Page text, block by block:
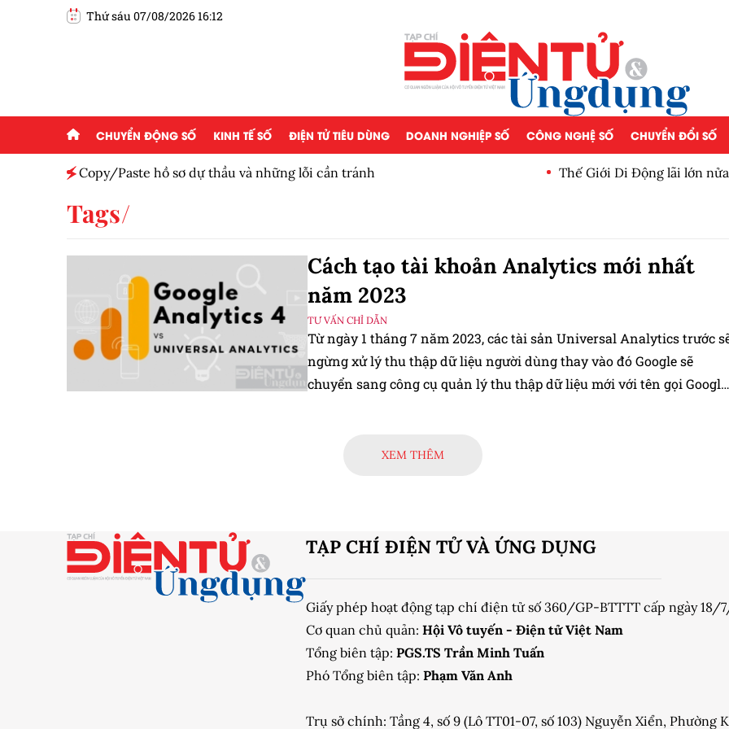
Thứ sáu 07/08/2026 16:12
CHUYỂN ĐỘNG SỐ KINH TẾ SỐ ĐIỆN TỬ TIÊU DÙNG DOANH NGHIỆP SỐ CÔNG NGHỆ SỐ CHUYỂN ĐỔI SỐ
Copy/Paste hồ sơ dự thầu và những lỗi cần tránh Thế Giới Di Động lãi lớn
Tags
Cách tạo tài khoản Analytics mới nhất
năm 2023
TƯ VẤN CHỈ DẪN
Từ ngày 1 tháng 7 năm 2023, các tài sản Universal Analytics trước
ngừng xử lý thu thập dữ liệu người dùng thay vào đó Google sẽ
chuyển sang công cụ quản lý thu thập dữ liệu mới với tên gọi Google
XEM THÊM
TẠP CHÍ ĐIỆN TỬ VÀ ỨNG DỤNG
Giấy phép hoạt động tạp chí điện tử số 360/GP-BTTTT cấp ngày 18/
Cơ quan chủ quản: Hội Vô tuyến - Điện tử Việt Nam
Tổng biên tập: PGS.TS Trần Minh Tuấn
Phó Tổng biên tập: Phạm Văn Anh
Trụ sở chính: Tầng 4, số 9 (Lô TT01-07, số 103) Nguyễn Xiển, Phường